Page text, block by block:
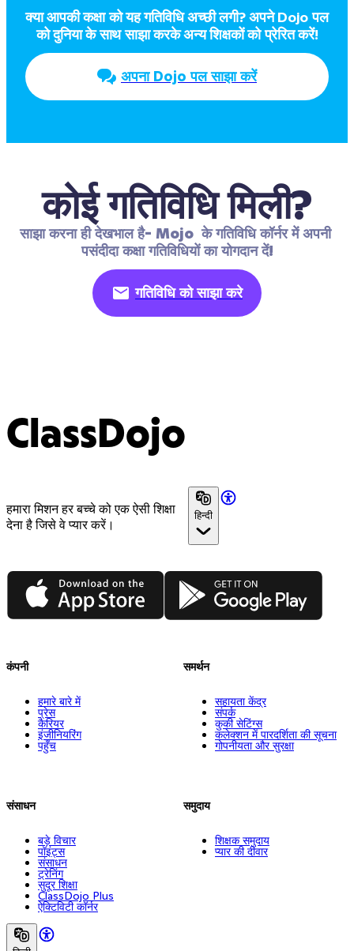
क्या आपकी कक्षा को यह गतिविधि अच्छी लगी? अपने Dojo पल
को दुनिया के साथ साझा करके अन्य शिक्षकों को प्रेरित करें!
अपना Dojo पल साझा करें
कोई गतिविधि मिली?
साझा करना ही देखभाल है- Mojo  के गतिविधि कॉर्नर में अपनी
पसंदीदा कक्षा गतिविधियों का योगदान दें!
गतिविधि को साझा करे
ClassDojo
हमारा मिशन हर बच्चे को एक ऐसी शिक्षा
देना है जिसे वे प्यार करें।
हिन्दी
App Store Google Play
कंपनी
हमारे बारे में
प्रेस
कैरियर
इंजीनियरिंग
पहुँच
संसाधन
बड़े विचार
पॉइंट्स
संसाधन
ट्रेनिंग
सुदूर शिक्षा
ClassDojo Plus
ऐक्टिविटी कॉर्नर
समर्थन
सहायता केंद्र
संपर्क
कुकी सेटिंग्स
कलेक्शन में पारदर्शिता की सूचना
गोपनीयता और सुरक्षा
समुदाय
शिक्षक समुदाय
प्यार की दीवार